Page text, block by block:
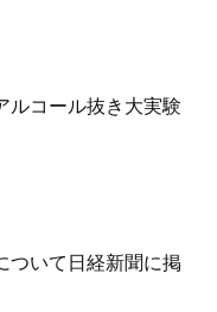
ルコール抜き大実験
ついて日経新聞に掲